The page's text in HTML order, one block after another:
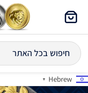
Hebrew
▼